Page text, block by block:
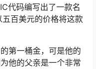
代码编写出了一款名
百美元的价格将这款
第一桶金，可是他的
他的父亲是一个非常